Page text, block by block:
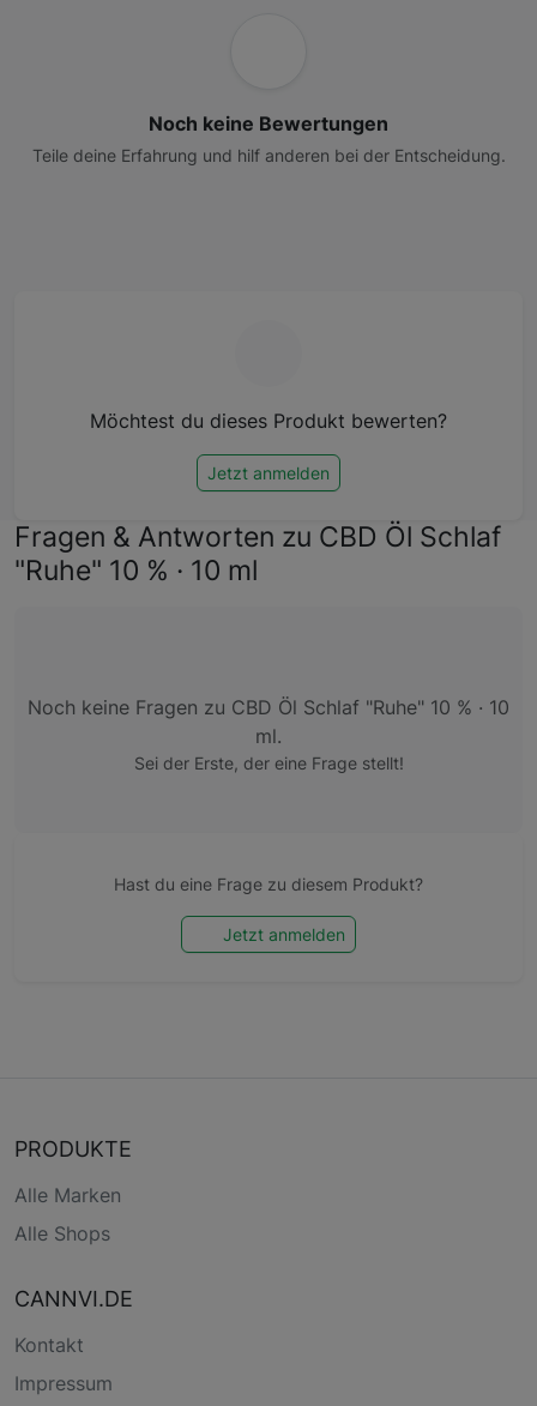
Noch keine Bewertungen
Teile deine Erfahrung und hilf anderen bei der Entscheidung.
Möchtest du dieses Produkt bewerten?
Jetzt anmelden
Fragen & Antworten zu CBD Öl Schlaf
"Ruhe" 10 % · 10 ml
Noch keine Fragen zu CBD Öl Schlaf "Ruhe" 10 % · 10
ml.
Sei der Erste, der eine Frage stellt!
Hast du eine Frage zu diesem Produkt?
Jetzt anmelden
PRODUKTE
Alle Marken
Alle Shops
CANNVI.DE
Kontakt
Impressum